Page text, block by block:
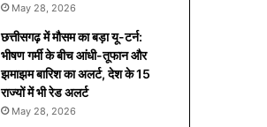
May 28, 2026
छत्तीसगढ़ में मौसम का बड़ा यू-टर्न:
भीषण गर्मी के बीच आंधी-तूफान और
झमाझम बारिश का अलर्ट, देश के 15
राज्यों में भी रेड अलर्ट
May 28, 2026